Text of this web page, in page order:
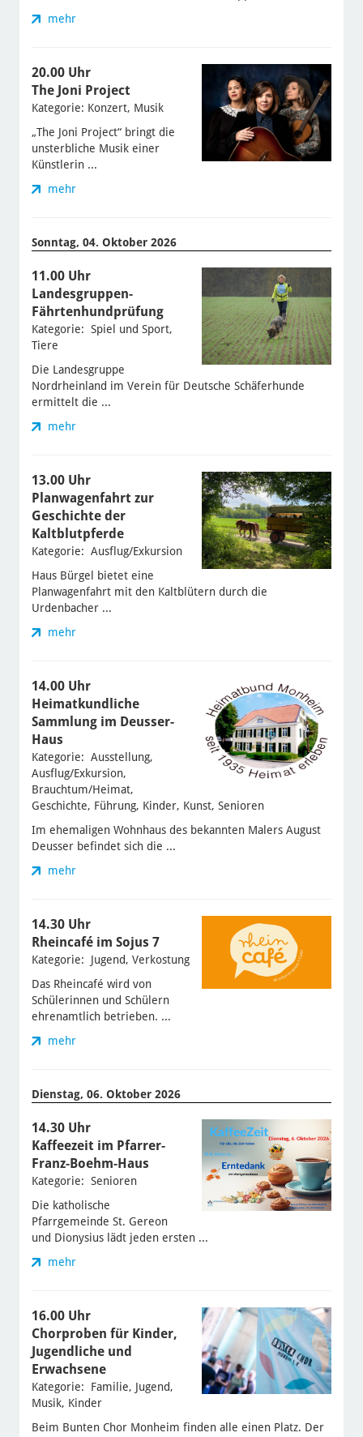
mehr
20.00 Uhr
The Joni Project
Kategorie: Konzert, Musik
„The Joni Project“ bringt die
unsterbliche Musik einer
Künstlerin ...
mehr
Sonntag, 04. Oktober 2026
11.00 Uhr
Landesgruppen-
Fährtenhundprüfung
Kategorie: Spiel und Sport,
Tiere
Die Landesgruppe
Nordrheinland im Verein für Deutsche Schäferhunde
ermittelt die ...
mehr
13.00 Uhr
Planwagenfahrt zur
Geschichte der
Kaltblutpferde
Kategorie: Ausflug/Exkursion
Haus Bürgel bietet eine
Planwagenfahrt mit den Kaltblütern durch die
Urdenbacher ...
mehr
14.00 Uhr
Heimatkundliche
Sammlung im Deusser-
Haus
Kategorie: Ausstellung,
Ausflug/Exkursion,
Brauchtum/Heimat,
Geschichte, Führung, Kinder, Kunst, Senioren
Im ehemaligen Wohnhaus des bekannten Malers August
Deusser befindet sich die ...
mehr
14.30 Uhr
Rheincafé im Sojus 7
Kategorie: Jugend, Verkostung
Das Rheincafé wird von
Schülerinnen und Schülern
ehrenamtlich betrieben. ...
mehr
Dienstag, 06. Oktober 2026
14.30 Uhr
Kaffeezeit im Pfarrer-
Franz-Boehm-Haus
Kategorie: Senioren
Die katholische
Pfarrgemeinde St. Gereon
und Dionysius lädt jeden ersten ...
mehr
16.00 Uhr
Chorproben für Kinder,
Jugendliche und
Erwachsene
Kategorie: Familie, Jugend,
Musik, Kinder
Beim Bunten Chor Monheim finden alle einen Platz. Der